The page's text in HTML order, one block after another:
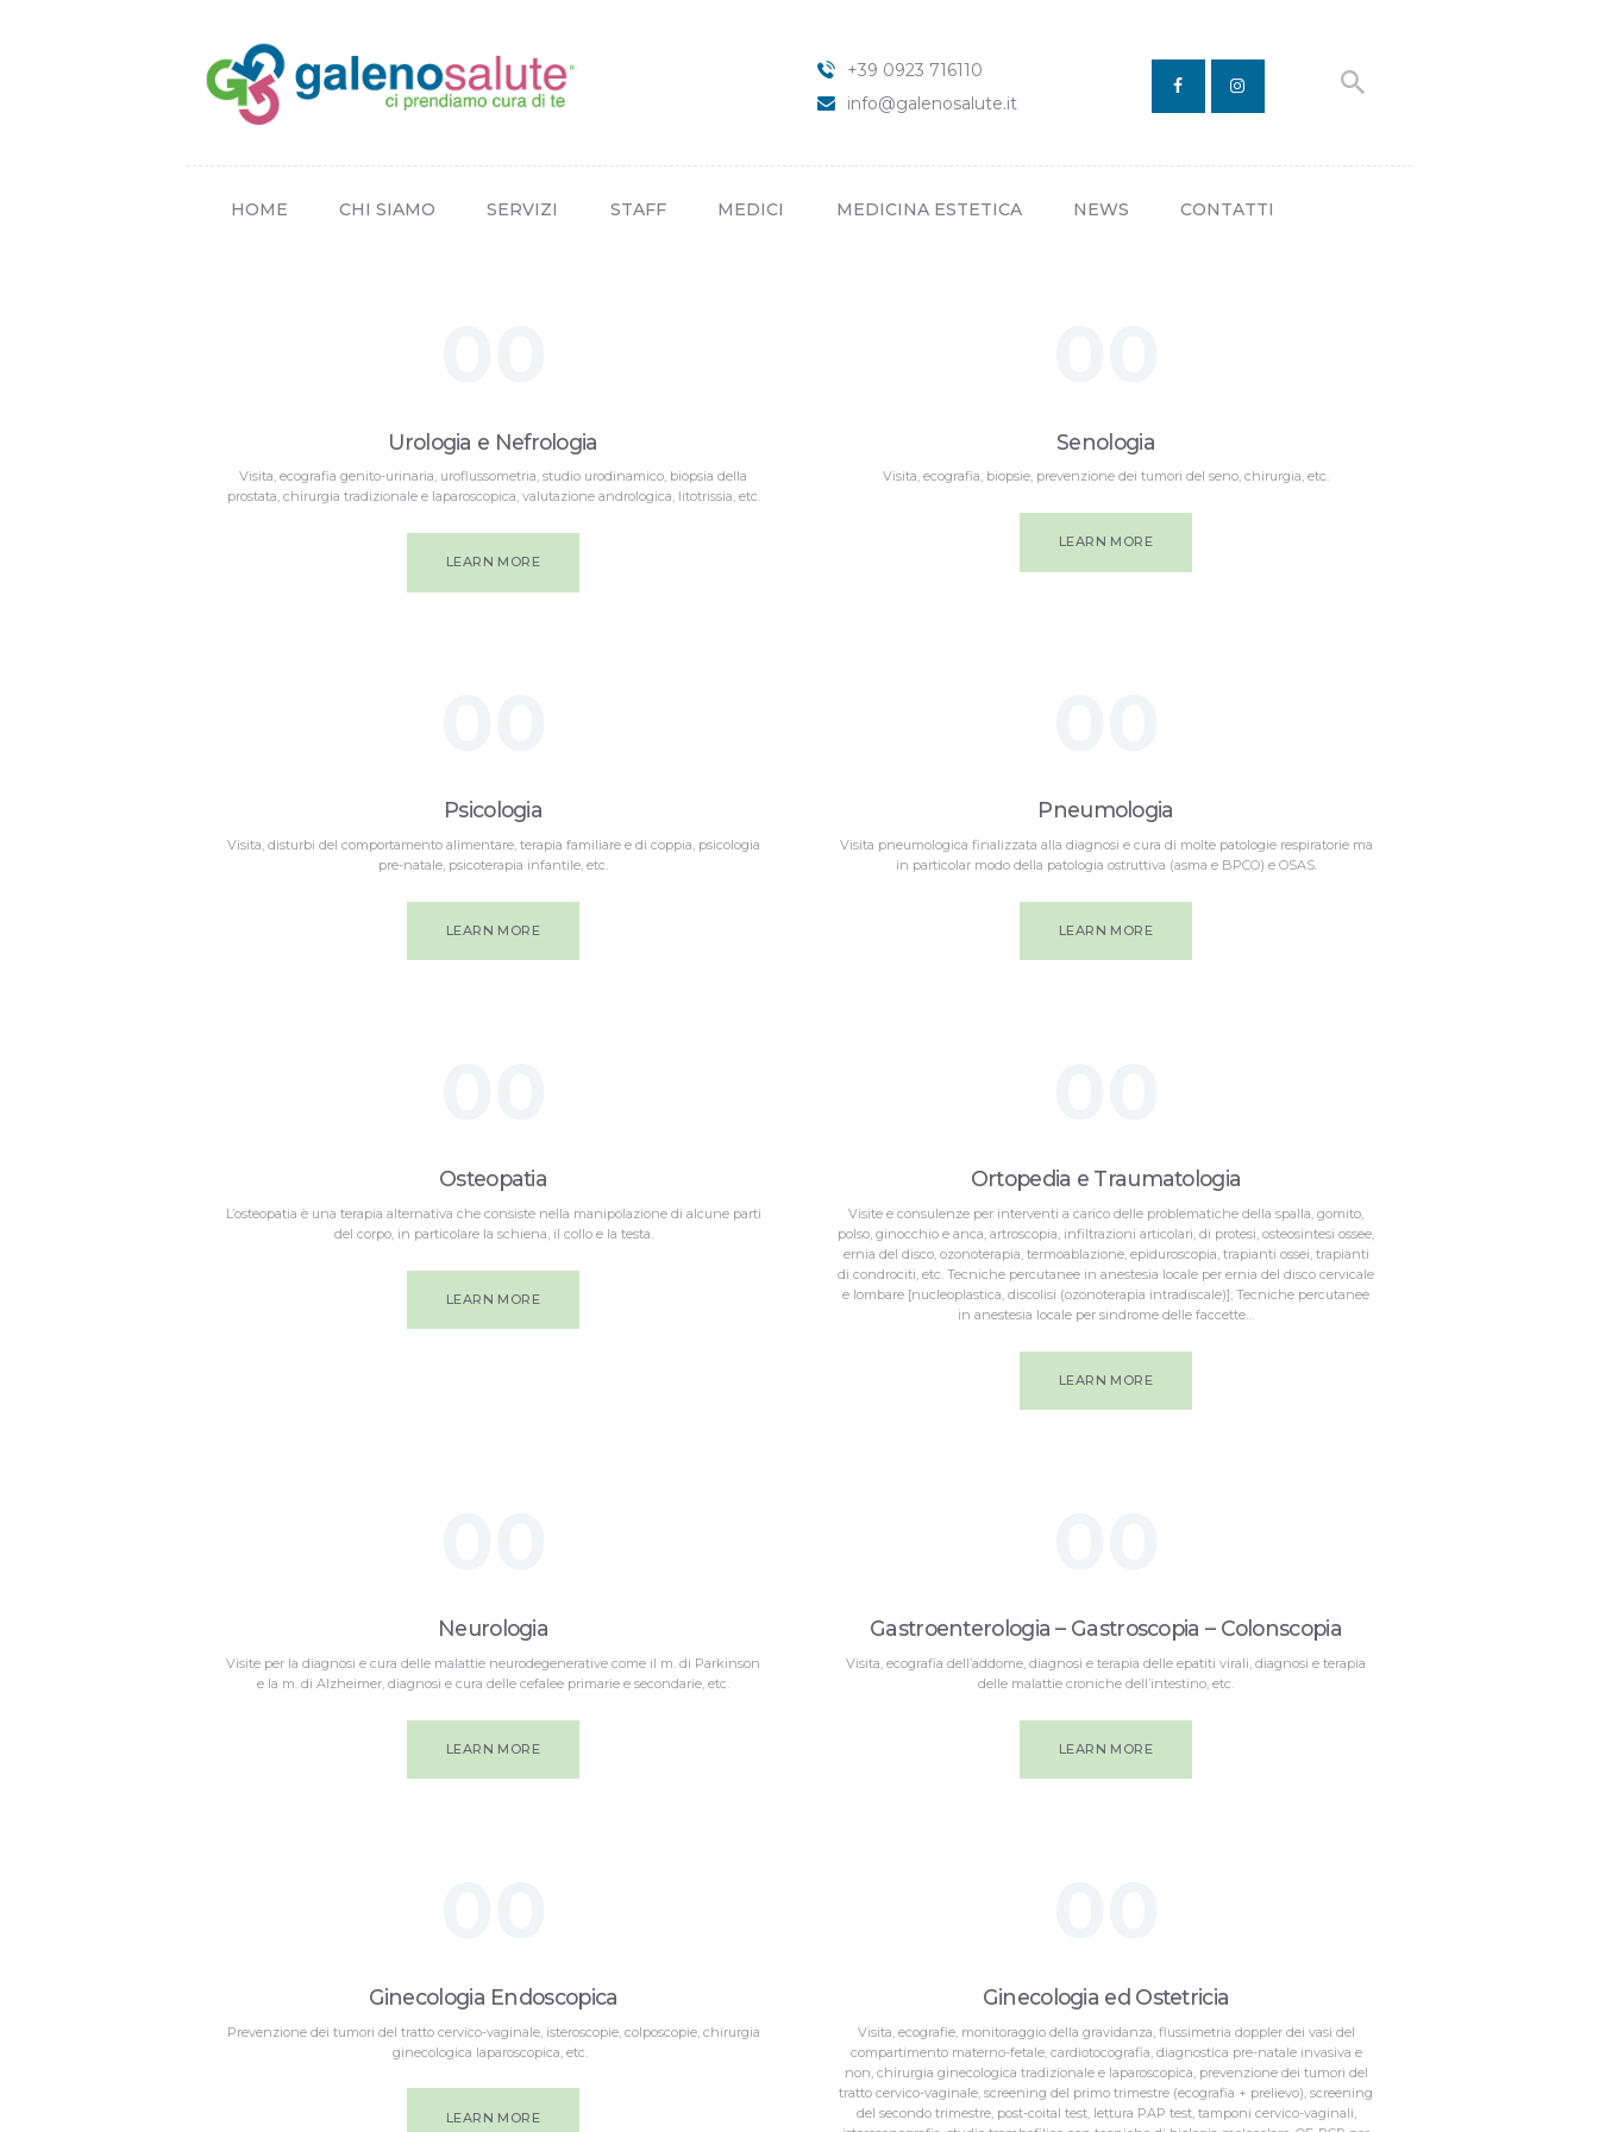
+39 0923 716110
info@galenosalute.it
HOME CHI SIAMO SERVIZI STAFF MEDICI MEDICINA ESTETICA NEWS CONTATTI
Urologia e Nefrologia
Visita, ecografia genito-urinaria, uroflussometria, studio urodinamico, biopsia della
prostata, chirurgia tradizionale e laparoscopica, valutazione andrologica, litotrissia, etc.
LEARN MORE
Senologia
Visita, ecografia, biopsie, prevenzione dei tumori del seno, chirurgia, etc.
LEARN MORE
Psicologia
Visita, disturbi del comportamento alimentare, terapia familiare e di coppia, psicologia
pre-natale, psicoterapia infantile, etc.
LEARN MORE
Pneumologia
Visita pneumologica finalizzata alla diagnosi e cura di molte patologie respiratorie ma
in particolar modo della patologia ostruttiva (asma e BPCO) e OSAS.
LEARN MORE
Osteopatia
L’osteopatia è una terapia alternativa che consiste nella manipolazione di alcune parti
del corpo, in particolare la schiena, il collo e la testa.
LEARN MORE
Ortopedia e Traumatologia
Visite e consulenze per interventi a carico delle problematiche della spalla, gomito,
polso, ginocchio e anca, artroscopia, infiltrazioni articolari, di protesi, osteosintesi ossee,
ernia del disco, ozonoterapia, termoablazione, epiduroscopia, trapianti ossei, trapianti
di condrociti, etc. Tecniche percutanee in anestesia locale per ernia del disco cervicale
e lombare [nucleoplastica, discolisi (ozonoterapia intradiscale)]; Tecniche percutanee
in anestesia locale per sindrome delle faccette…
LEARN MORE
Neurologia
Visite per la diagnosi e cura delle malattie neurodegenerative come il m. di Parkinson
e la m. di Alzheimer, diagnosi e cura delle cefalee primarie e secondarie, etc.
LEARN MORE
Gastroenterologia – Gastroscopia – Colonscopia
Visita, ecografia dell’addome, diagnosi e terapia delle epatiti virali, diagnosi e terapia
delle malattie croniche dell’intestino, etc.
LEARN MORE
Ginecologia Endoscopica
Prevenzione dei tumori del tratto cervico-vaginale, isteroscopie, colposcopie, chirurgia
ginecologica laparoscopica, etc.
LEARN MORE
Ginecologia ed Ostetricia
Visita, ecografie, monitoraggio della gravidanza, flussimetria doppler dei vasi del
compartimento materno-fetale, cardiotocografia, diagnostica pre-natale invasiva e
non, chirurgia ginecologica tradizionale e laparoscopica, prevenzione dei tumori del
tratto cervico-vaginale, screening del primo trimestre (ecografia + prelievo), screening
del secondo trimestre, post-coital test, lettura PAP test, tamponi cervico-vaginali,